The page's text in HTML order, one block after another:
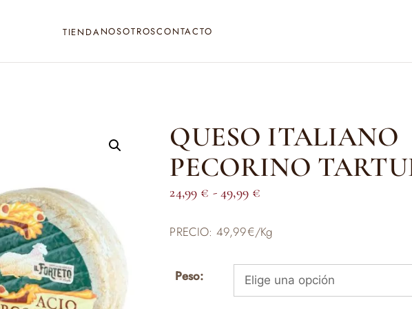
TIENDANOSOTROSCONTACTO
QUESO ITALIANO
PECORINO
24,99 € - 49,99 €
precios:
24,99 €
hasta
PRECIO: 49,99€/Kg
Peso: